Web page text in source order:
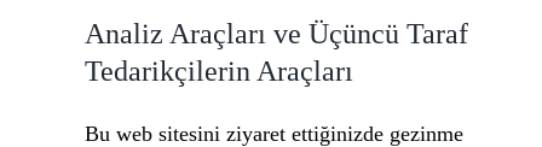
Analiz Araçları ve Üçüncü Taraf
Tedarikçilerin Araçları
Bu web sitesini ziyaret ettiğinizde gezinme